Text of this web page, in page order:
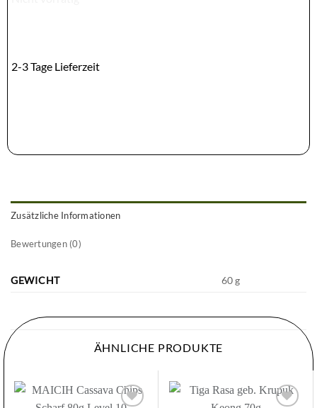
2-3 Tage Lieferzeit
Zusätzliche Informationen
Bewertungen (0)
GEWICHT 60 g
ÄHNLICHE PRODUKTE